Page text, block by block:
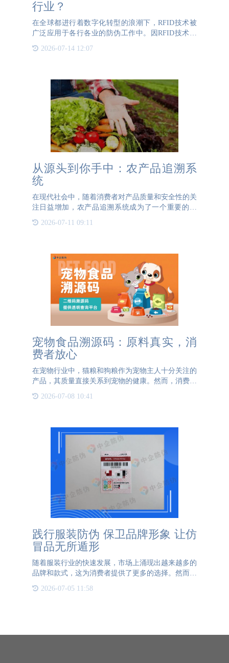
行业？
在全球都进行着数字化转型的浪潮下，RFID技术被
广泛应用于各行各业的防伪工作中。因RFID技术具
了十分有效的防伪溯源功能。由于假冒仿造产品越来
2026-07-14 12:07
从源头到你手中：农产品追溯系
统
在现代社会中，随着消费者对产品质量和安全性的关
注日益增加，农产品追溯系统成为了一个重要的概
念。农产品追溯系统指的是通过系统记录和追踪农产
品的生产、加工、流通和销售等环节，以确定农产品
2026-07-11 09:11
宠物食品溯源码：原料真实，消
费者放心
在宠物行业中，猫粮和狗粮作为宠物主人十分关注的
产品，其质量直接关系到宠物的健康。然而，消费者
往往难以获取到关于这些产品原材料的真实信息，这
不仅影响了消费者的购买决策，也阻碍了企业赢得消
2026-07-08 10:41
践行服装防伪 保卫品牌形象 让仿
冒品无所遁形
随着服装行业的快速发展，市场上涌现出越来越多的
品牌和款式，这为消费者提供了更多的选择。然而，
品层出不穷，这不仅损害了正规品牌的利益，也破坏
2026-07-05 11:58